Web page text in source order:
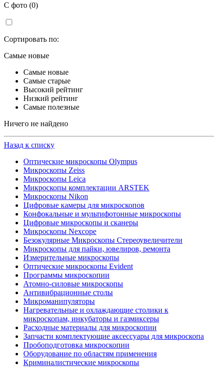
С фото (0)
Сортировать по:
Самые новые
Самые новые
Самые старые
Высокий рейтинг
Низкий рейтинг
Самые полезные
Ничего не найдено
Назад к списку
Оптические микроскопы Olympus
Микроскопы Zeiss
Микроскопы Leica
Микроскопы комплектации ARSTEK
Микроскопы Nikon
Цифровые камеры для микроскопов
Конфокальные и мультифотонные микроскопы
Цифровые микроскопы и сканеры
Микроскопы Nexcope
Безокулярные Микроскопы Стереоувеличители
Микроскопы для пайки, ювелиров, ремонта
Измерительные микроскопы
Оптические микроскопы Evident
Программы микроскопии
Атомно-силовые микроскопы
Антивибрационные столы
Микроманипуляторы
Нагревательные и охлаждающие столики к
микроскопам, инкубаторы и газмиксеры
Расходные материалы для микроскопии
Запчасти комплектующие аксессуары для микроскопа
Пробоподготовка микроскопии
Оборудование по областям применения
Криминалистические микроскопы